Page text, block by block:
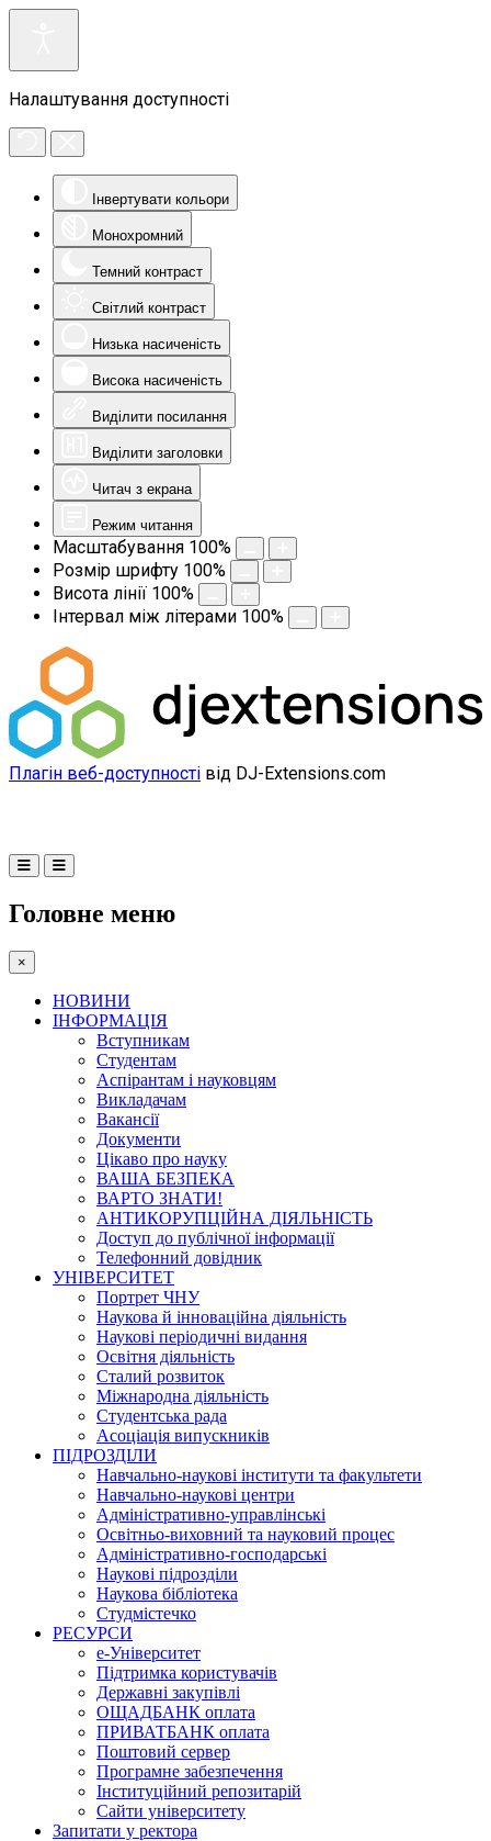
Налаштування доступності
Інвертувати кольори
Монохромний
Темний контраст
Світлий контраст
Низька насиченість
Висока насиченість
Виділити посилання
Виділити заголовки
Читач з екрана
Режим читання
Масштабування 100%
Розмір шрифту 100%
Висота лінії 100%
Інтервал між літерами 100%
Плагін веб-доступності від DJ-Extensions.com
Головне меню
×
НОВИНИ
ІНФОРМАЦІЯ
Вступникам
Студентам
Аспірантам і науковцям
Викладачам
Вакансії
Документи
Цікаво про науку
ВАША БЕЗПЕКА
ВАРТО ЗНАТИ!
АНТИКОРУПЦІЙНА ДІЯЛЬНІСТЬ
Доступ до публічної інформації
Телефонний довідник
УНІВЕРСИТЕТ
Портрет ЧНУ
Наукова й інноваційна діяльність
Наукові періодичні видання
Освітня діяльність
Сталий розвиток
Міжнародна діяльність
Студентська рада
Асоціація випускників
ПІДРОЗДІЛИ
Навчально-наукові інститути та факультети
Навчально-наукові центри
Адміністративно-управлінські
Освітньо-виховний та науковий процес
Адміністративно-господарські
Наукові підрозділи
Наукова бібліотека
Студмістечко
РЕСУРСИ
е-Університет
Підтримка користувачів
Державні закупівлі
ОЩАДБАНК оплата
ПРИВАТБАНК оплата
Поштовий сервер
Програмне забезпечення
Інституційний репозитарій
Сайти університету
Запитати у ректора